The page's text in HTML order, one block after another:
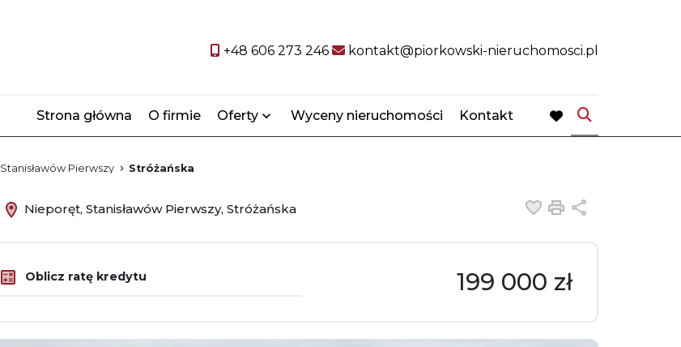
+48 606 273 246 kontakt@piorkowski-nieruchomosci.pl
Strona główna O firmie Oferty Wyceny nieruchomości Kontakt
favorite
Stanisławów Pierwszy Stróżańska
Nieporęt, Stanisławów Pierwszy, Stróżańska Dodaj do
Drukuj
Oblicz ratę kredytu 199 000 zł